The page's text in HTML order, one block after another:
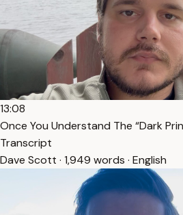
13:08
Once You Understand The “Dark
Transcript
Dave Scott · 1,949 words · English